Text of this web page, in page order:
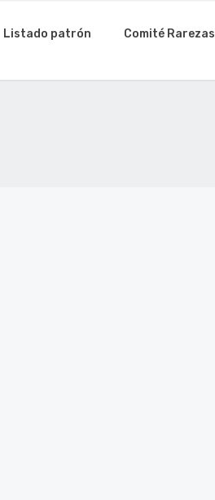
Listado patrón Comité Rarezas